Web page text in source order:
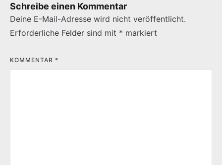
Schreibe einen Kommentar
Deine E-Mail-Adresse wird nicht veröffentlicht.
Erforderliche Felder sind mit * markiert
KOMMENTAR *